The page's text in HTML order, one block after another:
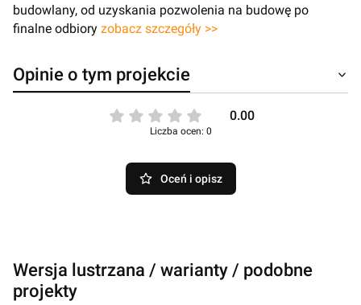
budowlany, od uzyskania pozwolenia na budowę po
finalne odbiory zobacz szczegóły >>
Opinie o tym projekcie
0.00
Liczba ocen: 0
Oceń i opisz
Wersja lustrzana / warianty / podobne
projekty